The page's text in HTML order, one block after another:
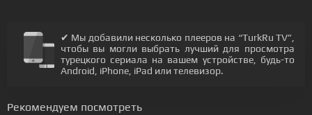
✔ Мы добавили несколько плееров на “TurkRu TV”,
чтобы вы могли выбрать лучший для просмотра
турецкого сериала на вашем устройстве, будь-то
Android, iPhone, iPad или телевизор.
Рекомендуем посмотреть